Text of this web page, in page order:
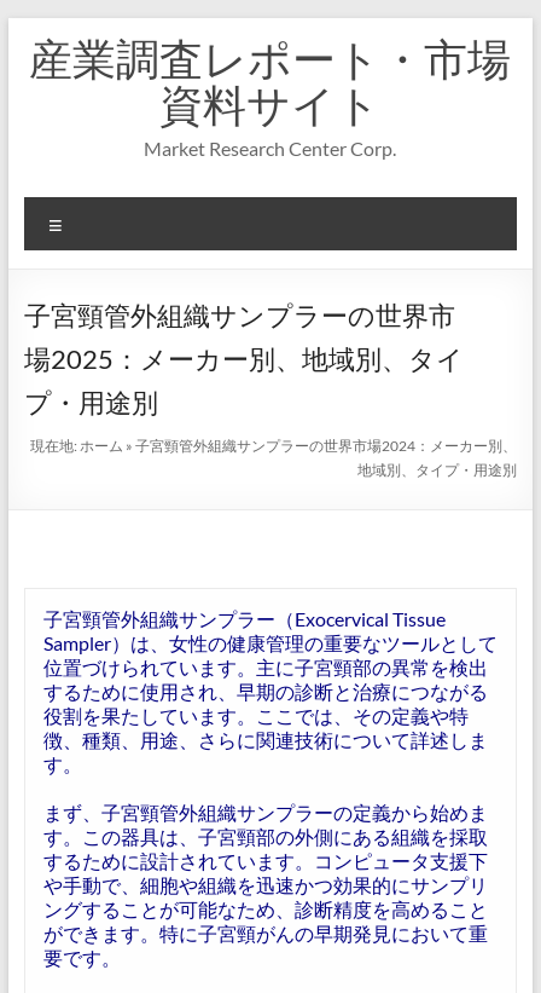
キ
プ
産業調査レポート・市場
資料サイト
Market Research Center Corp.
ニ
ー
子宮頸管外組織サンプラーの世界市
場2025：メーカー別、地域別、タイ
プ・用途別
現在地:ホーム »子宮頸管外組織サンプラーの世界市場2024：メーカー別、
地域別、タイプ・用途別
子宮頸管外組織サンプラー（Exocervical Tissue
Sampler）は、女性の健康管理の重要なツールとして
位置づけられています。主に子宮頸部の異常を検出
するために使用され、早期の診断と治療につながる
役割を果たしています。ここでは、その定義や特
徴、種類、用途、さらに関連技術について詳述しま
す。
まず、子宮頸管外組織サンプラーの定義から始めま
す。この器具は、子宮頸部の外側にある組織を採取
するために設計されています。コンピュータ支援下
や手動で、細胞や組織を迅速かつ効果的にサンプリ
ングすることが可能なため、診断精度を高めること
ができます。特に子宮頸がんの早期発見において重
要です。